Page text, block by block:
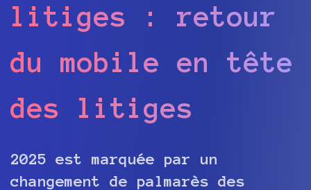
litiges : retour
du mobile en tête
des litiges
2025 est marquée par un
changement de palmarès des